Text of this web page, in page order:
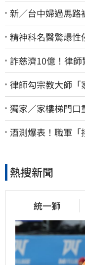
新／台中婦過馬路
精神科名醫驚爆性
詐慈濟10億！律師
律師勾宗教大師
獨家／家樓梯門口
命 「最新傷況」
酒測爆表！職軍
熱搜新聞
統一獅